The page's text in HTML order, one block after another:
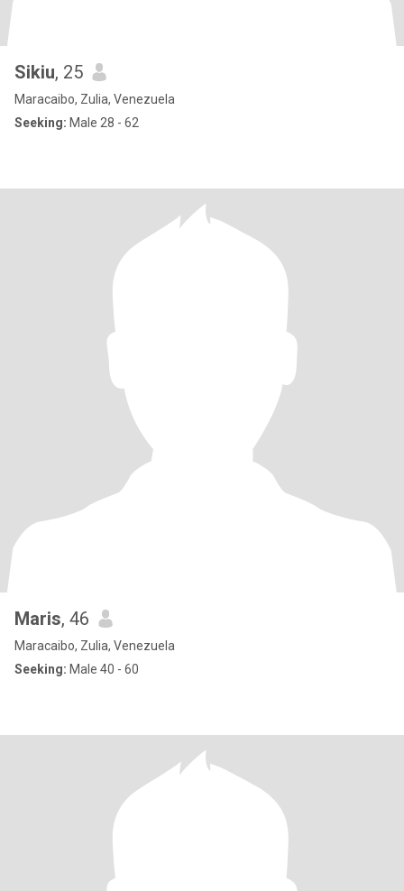
Sikiu, 25
Maracaibo, Zulia, Venezuela
Seeking: Male 28 - 62
Maris, 46
Maracaibo, Zulia, Venezuela
Seeking: Male 40 - 60